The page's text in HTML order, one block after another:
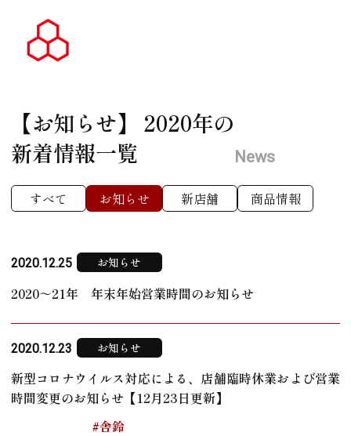
【お知らせ】 2020年の
新着情報一覧
News
すべて お知らせ 新店舗 商品情報
2020.12.25 お知らせ
2020～21年 年末年始営業時間のお知らせ
2020.12.23 お知らせ
新型コロナウイルス対応による、店舗臨時休業および営業
時間変更のお知らせ【12月23日更新】
#舎鈴